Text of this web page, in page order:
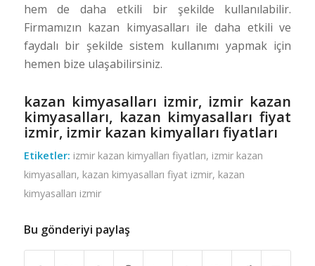
hem de daha etkili bir şekilde kullanılabilir.
Firmamızın kazan kimyasalları ile daha etkili ve
faydalı bir şekilde sistem kullanımı yapmak için
hemen bize ulaşabilirsiniz.
kazan kimyasalları izmir, izmir kazan
kimyasalları, kazan kimyasalları fiyat
izmir, izmir kazan kimyalları fiyatları
Etiketler: izmir kazan kimyalları fiyatları, izmir kazan
kimyasalları, kazan kimyasalları fiyat izmir, kazan
kimyasalları izmir
Bu gönderiyi paylaş